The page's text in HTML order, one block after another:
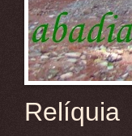
Relíquia